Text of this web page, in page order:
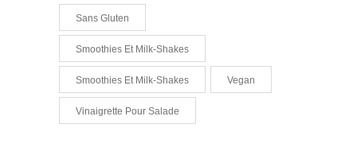
Sans Gluten
Smoothies Et Milk-Shakes
Smoothies Et Milk-Shakes Vegan
Vinaigrette Pour Salade